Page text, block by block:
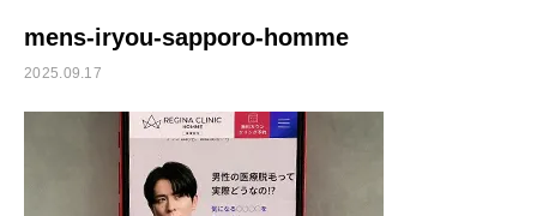
mens-iryou-sapporo-homme
2025.09.17